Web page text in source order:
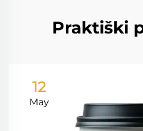
Praktiški
12
May